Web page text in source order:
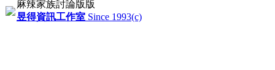
麻辣家族討論版版
昱得資訊工作室 Since 1993(c)